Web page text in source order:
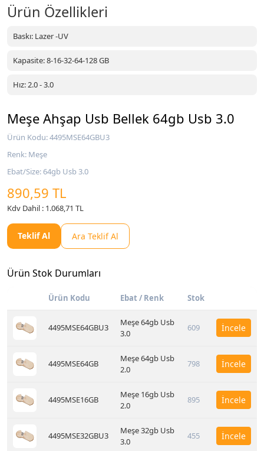
Ürün Özellikleri
Baskı: Lazer -UV
Kapasite: 8-16-32-64-128 GB
Hız: 2.0 - 3.0
Meşe Ahşap Usb Bellek 64gb Usb 3.0
Ürün Kodu: 4495MSE64GBU3
Renk: Meşe
Ebat/Size: 64gb Usb 3.0
890,59 TL
Kdv Dahil : 1.068,71 TL
Teklif Al Ara Teklif Al
Ürün Stok Durumları
Ürün Kodu Ebat / Renk Stok
4495MSE64GBU3
Meşe 64gb Usb
3.0
609 İncele
4495MSE64GB
Meşe 64gb Usb
2.0
798 İncele
4495MSE16GB
Meşe 16gb Usb
2.0
895 İncele
4495MSE32GBU3
Meşe 32gb Usb
3.0
455 İncele